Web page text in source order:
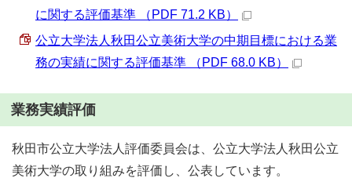
に関する評価基準 （PDF 71.2 KB）
公立大学法人秋田公立美術大学の中期目標における業
務の実績に関する評価基準 （PDF 68.0 KB）
業務実績評価
秋田市公立大学法人評価委員会は、公立大学法人秋田公立
美術大学の取り組みを評価し、公表しています。